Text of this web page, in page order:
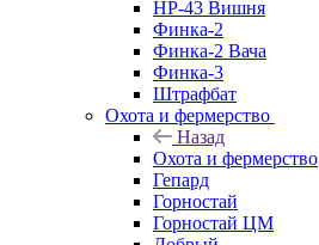
НР-43 Вишня
Финка-2
Финка-2 Вача
Финка-3
Штрафбат
Охота и фермерство
Назад
Охота и фермерство
Гепард
Горностай
Горностай ЦМ